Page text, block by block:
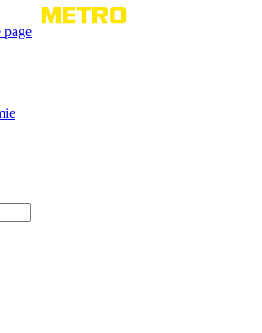
page